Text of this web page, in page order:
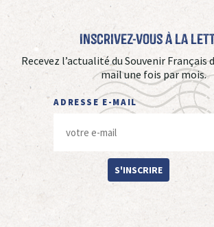
Inscrivez-vous à La
Recevez l’actualité du Souvenir Français
mail une fois par mois.
ADRESSE E-MAIL
S'INSCRIRE